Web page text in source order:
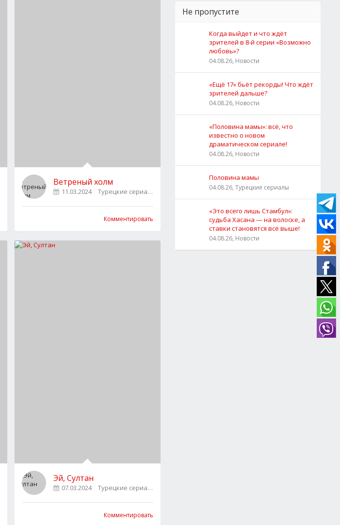
Ветреный холм
11.03.2024 Турецкие сериалы
Комментировать
Эй, Султан
07.03.2024 Турецкие сериалы
Комментировать
Не пропустите
Когда выйдет и что ждёт
зрителей в 8-й серии «Возможно
любовь»?
04.08.26, Новости
«Ещё 17» бьёт рекорды! Что ждёт
зрителей дальше?
04.08.26, Новости
«Половина мамы»: всё, что
известно о новом
драматическом сериале!
04.08.26, Новости
Половина мамы
04.08.26, Турецкие сериалы
«Это всего лишь Стамбул»:
судьба Хасана — на волоске, а
ставки становятся всё выше!
04.08.26, Новости